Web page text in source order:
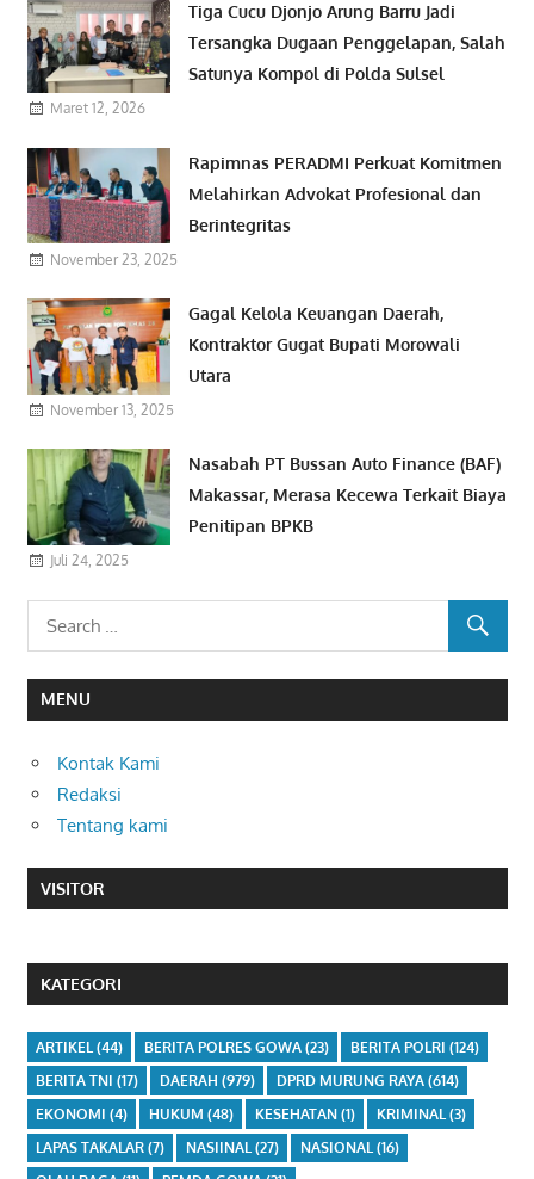
Tiga Cucu Djonjo Arung Barru Jadi
Tersangka Dugaan Penggelapan, Salah
Satunya Kompol di Polda Sulsel
Maret 12, 2026
Rapimnas PERADMI Perkuat Komitmen
Melahirkan Advokat Profesional dan
Berintegritas
November 23, 2025
Gagal Kelola Keuangan Daerah,
Kontraktor Gugat Bupati Morowali
Utara
November 13, 2025
Nasabah PT Bussan Auto Finance (BAF)
Makassar, Merasa Kecewa Terkait Biaya
Penitipan BPKB
Juli 24, 2025
MENU
Kontak Kami
Redaksi
Tentang kami
VISITOR
KATEGORI
ARTIKEL (44) BERITA POLRES GOWA(23) BERITA POLRI (124)
BERITA TNI (17) DAERAH (979) DPRD MURUNG RAYA(614)
EKONOMI (4) HUKUM (48) KESEHATAN(1) KRIMINAL(3)
LAPAS TAKALAR(7) NASIINAL(27) NASIONAL(16)